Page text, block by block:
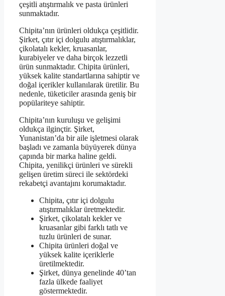
çeşitli atıştırmalık ve pasta ürünleri
sunmaktadır.
Chipita’nın ürünleri oldukça çeşitlidir.
Şirket, çıtır içi dolgulu atıştırmalıklar,
çikolatalı kekler, kruasanlar,
kurabiyeler ve daha birçok lezzetli
ürün sunmaktadır. Chipita ürünleri,
yüksek kalite standartlarına sahiptir ve
doğal içerikler kullanılarak üretilir. Bu
nedenle, tüketiciler arasında geniş bir
popülariteye sahiptir.
Chipita’nın kuruluşu ve gelişimi
oldukça ilginçtir. Şirket,
Yunanistan’da bir aile işletmesi olarak
başladı ve zamanla büyüyerek dünya
çapında bir marka haline geldi.
Chipita, yenilikçi ürünleri ve sürekli
gelişen üretim süreci ile sektördeki
rekabetçi avantajını korumaktadır.
Chipita, çıtır içi dolgulu
atıştırmalıklar üretmektedir.
Şirket, çikolatalı kekler ve
kruasanlar gibi farklı tatlı ve
tuzlu ürünleri de sunar.
Chipita ürünleri doğal ve
yüksek kalite içeriklerle
üretilmektedir.
Şirket, dünya genelinde 40’tan
fazla ülkede faaliyet
göstermektedir.